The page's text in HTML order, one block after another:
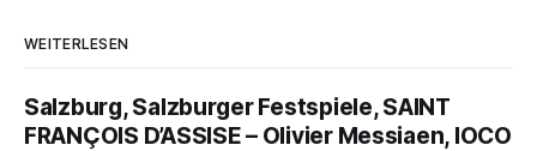
WEITERLESEN
Salzburg, Salzburger Festspiele, SAINT
FRANÇOIS D’ASSISE – Olivier Messiaen, IOCO